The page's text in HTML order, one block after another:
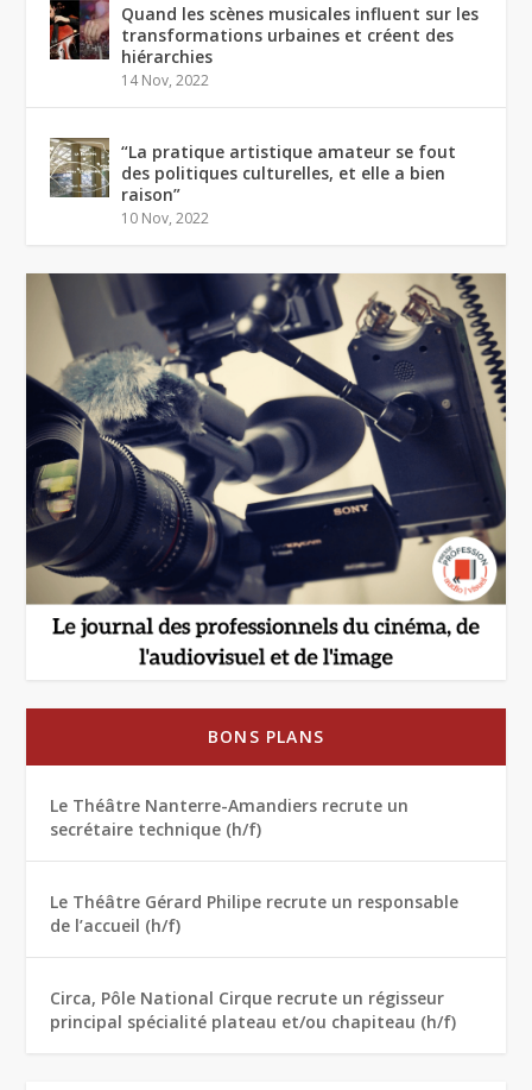
Quand les scènes musicales influent sur les
transformations urbaines et créent des
hiérarchies
14 Nov, 2022
“La pratique artistique amateur se fout
des politiques culturelles, et elle a bien
raison”
10 Nov, 2022
BONS PLANS
Le Théâtre Nanterre-Amandiers recrute un
secrétaire technique (h/f)
Le Théâtre Gérard Philipe recrute un responsable
de l’accueil (h/f)
Circa, Pôle National Cirque recrute un régisseur
principal spécialité plateau et/ou chapiteau (h/f)